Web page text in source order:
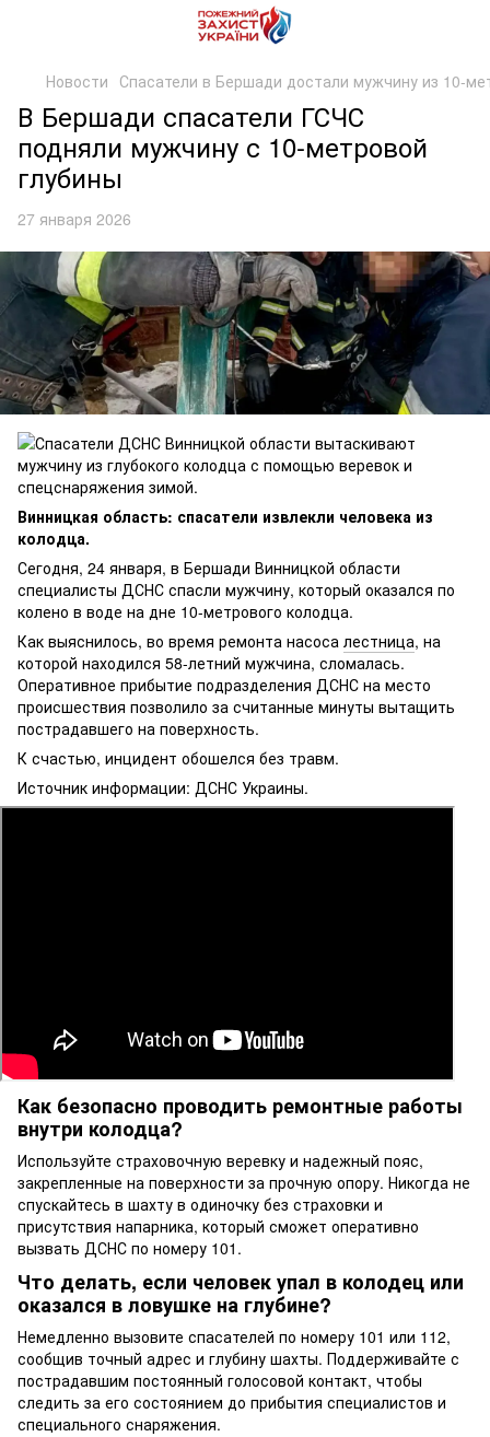
Новости Спасатели в Бершади достали мужчину из 10-
В Бершади спасатели ГСЧС
подняли мужчину с 10-метровой
глубины
27 января 2026
Винницкая область: спасатели извлекли человека из
колодца.
Сегодня, 24 января, в Бершади Винницкой области
специалисты ДСНС спасли мужчину, который оказался по
колено в воде на дне 10-метрового колодца.
Как выяснилось, во время ремонта насоса лестница, на
которой находился 58-летний мужчина, сломалась.
Оперативное прибытие подразделения ДСНС на место
происшествия позволило за считанные минуты вытащить
пострадавшего на поверхность.
К счастью, инцидент обошелся без травм.
Источник информации: ДСНС Украины.
Как безопасно проводить ремонтные работы
внутри колодца?
Используйте страховочную веревку и надежный пояс,
закрепленные на поверхности за прочную опору. Никогда не
спускайтесь в шахту в одиночку без страховки и
присутствия напарника, который сможет оперативно
вызвать ДСНС по номеру 101.
Что делать, если человек упал в колодец или
оказался в ловушке на глубине?
Немедленно вызовите спасателей по номеру 101 или 112,
сообщив точный адрес и глубину шахты. Поддерживайте с
пострадавшим постоянный голосовой контакт, чтобы
следить за его состоянием до прибытия специалистов и
специального снаряжения.